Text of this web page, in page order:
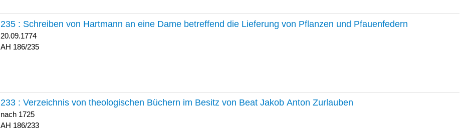
235 : Schreiben von Hartmann an eine Dame betreffend die Lieferung von Pflanzen und Pfauenfedern
20.09.1774
186/235
233 : Verzeichnis von theologischen Büchern im Besitz von Beat Jakob Anton Zurlauben
nach 1725
186/233